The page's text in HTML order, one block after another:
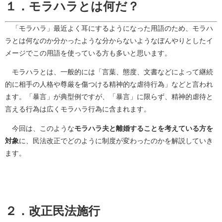
１．モラハラとは何だ？
「モラハラ」最近よく耳にするようになった用語のため、モラハ
ラとは何なのか分かったような分からないようなぼんやりとしたイ
メージでこの用語を使っている方も多いと思います。
モラハラとは、一般的には「言葉、態度、文書などによって継続
的に相手の人格や尊厳を傷つける精神的な虐待行為」などと言われ
ます。「暴言」が典型例ですが、「暴言」に限らず、精神的虐待と
言える行為は広くモラハラ行為に含まれます。
今回は、このようなモラハラ夫と離婚することを考えている方を
対象に、民法改正でどのように制度が変わったのかを解説していき
ます。
２．改正民法施行